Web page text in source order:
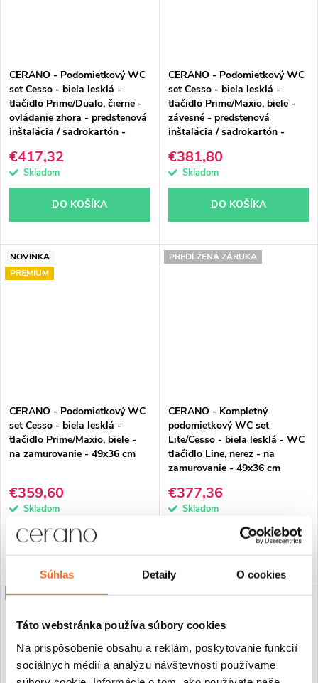
Súhlas Detaily O cookies
Táto webstránka používa súbory cookies
Na prispôsobenie obsahu a reklám, poskytovanie funkcií
sociálnych médií a analýzu návštevnosti používame
CERANO - Podomietkový WC
set Cesso - biela lesklá -
tlačidlo Prime/Dualo, čierne -
ovládanie zhora - predstenová
inštalácia / sadrokartón -
€417,32
Skladom
DO KOŠÍKA
CERANO - Podomietkový WC
set Cesso - biela lesklá -
tlačidlo Prime/Maxio, biele -
závesné - predstenová
inštalácia / sadrokartón -
€381,80
Skladom
DO KOŠÍKA
NOVINKA
PREMIUM
CERANO - Podomietkový WC
set Cesso - biela lesklá -
tlačidlo Prime/Maxio, biele -
na zamurovanie - 49x36 cm
€359,60
Skladom
DO KOŠÍKA
PREDĹŽENÁ ZÁRUKA
CERANO - Kompletný
podomietkový WC set
Lite/Cesso - biela lesklá - WC
tlačidlo Line, nerez - na
zamurovanie - 49x36 cm
€377,36
Skladom
DO KOŠÍKA
PREDĹŽENÁ ZÁRUKA PREDĹŽENÁ ZÁRUKA